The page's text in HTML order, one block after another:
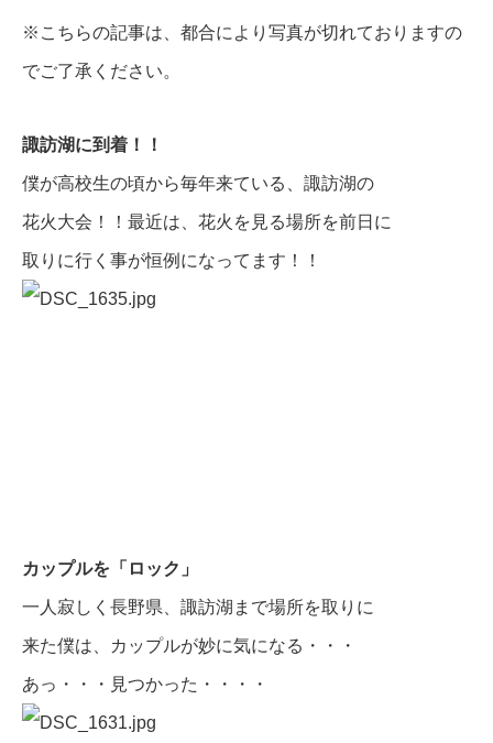
※こちらの記事は、都合により写真が切れておりますの
でご了承ください。
諏訪湖に到着！！
僕が高校生の頃から毎年来ている、諏訪湖の
花火大会！！最近は、花火を見る場所を前日に
取りに行く事が恒例になってます！！
カップルを「ロック」
一人寂しく長野県、諏訪湖まで場所を取りに
来た僕は、カップルが妙に気になる・・・
あっ・・・見つかった・・・・